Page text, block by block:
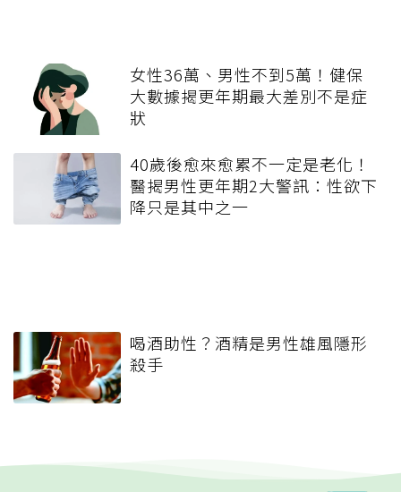
女性36萬、男性不到5萬！健保
大數據揭更年期最大差別不是症
狀
40歲後愈來愈累不一定是老化！
醫揭男性更年期2大警訊：性欲下
降只是其中之一
喝酒助性？酒精是男性雄風隱形
殺手